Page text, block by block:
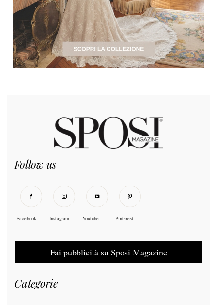
Follow us
Facebook Instagram Youtube Pinterest
Fai pubblicità su Sposi Magazine
Categorie